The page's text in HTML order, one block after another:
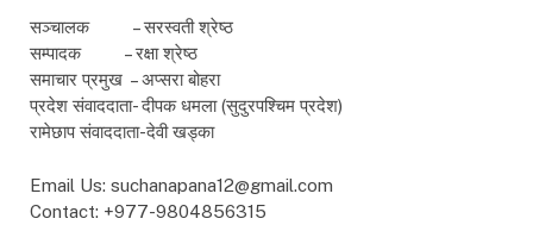
सञ्चालक – सरस्वती श्रेष्ठ
सम्पादक – रक्षा श्रेष्ठ
समाचार प्रमुख – अप्सरा बोहरा
प्रदेश संवाददाता- दीपक धमला (सुदुरपश्चिम प्रदेश)
रामेछाप संवाददाता-देवी खड्का
Email Us: suchanapana12@gmail.com
Contact: +977-9804856315